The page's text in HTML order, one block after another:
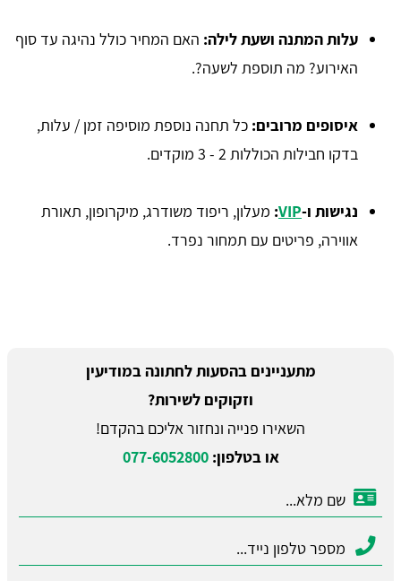
עלות המתנה ושעת לילה: האם המחיר כולל נהיגה עד סוף
האירוע? מה תוספת לשעה?.
איסופים מרובים: כל תחנה נוספת מוסיפה זמן / עלות,
בדקו חבילות הכוללות 2 - 3 מוקדים.
נגישות ו-VIP
: מעלון, ריפוד משודרג, מיקרופון, תאורת
אווירה, פריטים עם תמחור נפרד.
מתעניינים בהסעות לחתונה במודיעין
וזקוקים לשירות?
השאירו פנייה ונחזור אליכם בהקדם!
או בטלפון:077-6052800